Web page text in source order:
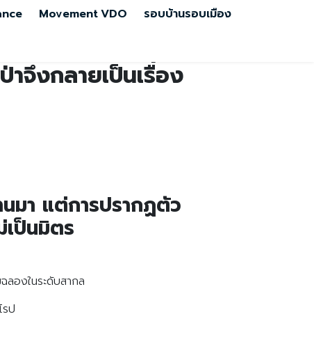
MovementVDO รอบบ้านรอบเมือง
จึงกลายเป็นเรื่อง
นมา แต่การปรากฏตัว
ป็นมิตร
องในระดับสากล
ป